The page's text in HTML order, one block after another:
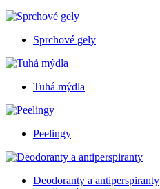
Sprchové gely
Tuhá mýdla
Peelingy
Deodoranty a antiperspiranty